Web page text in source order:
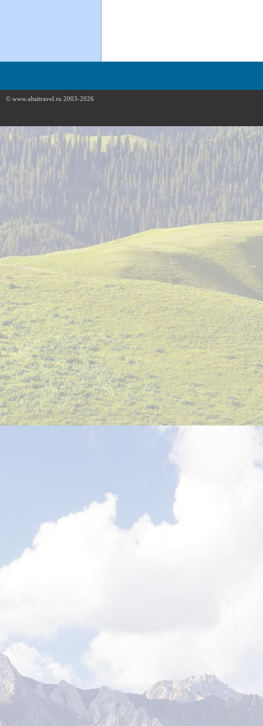
© www.altaitravel.ru 2003-2026